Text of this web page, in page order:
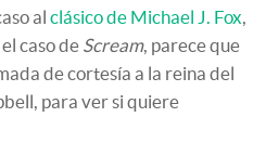
al clásico de Michael J. Fox,
caso de Scream, parece que
de cortesía a la reina del
para ver si quiere